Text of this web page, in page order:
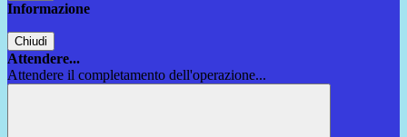
Informazione
Chiudi
Attendere...
Attendere il completamento dell'operazione...